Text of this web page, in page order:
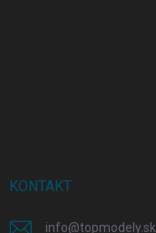
KONTAKT
info@topmodely.sk